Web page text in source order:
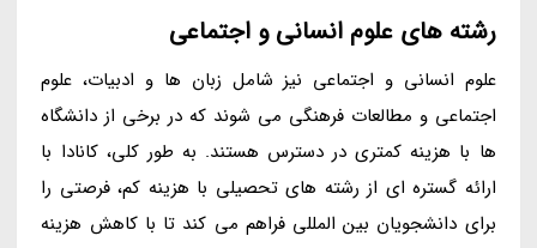
رشته های علوم انسانی و اجتماعی
علوم انسانی و اجتماعی نیز شامل زبان ها و ادبیات، علوم
اجتماعی و مطالعات فرهنگی می شوند که در برخی از دانشگاه
ها با هزینه کمتری در دسترس هستند. به طور کلی، کانادا با
ارائه گستره ای از رشته های تحصیلی با هزینه کم، فرصتی را
برای دانشجویان بین المللی فراهم می کند تا با کاهش هزینه